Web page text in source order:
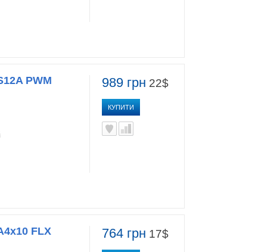
989 грн 22$
КУПИТИ
PWM
764 грн 17$
FLX